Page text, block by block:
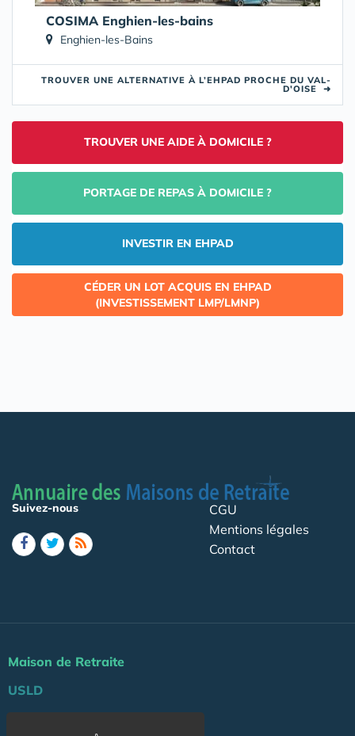
COSIMA Enghien-les-bains
Enghien-les-Bains
TROUVER UNE ALTERNATIVE À L’EHPAD PROCHE DU VAL-
D'OISE ➜
TROUVER UNE AIDE À DOMICILE ?
PORTAGE DE REPAS À DOMICILE ?
INVESTIR EN EHPAD
CÉDER UN LOT ACQUIS EN EHPAD
(INVESTISSEMENT LMP/LMNP)
Suivez-nous
CGU
Mentions légales
Contact
Maison de Retraite
USLD